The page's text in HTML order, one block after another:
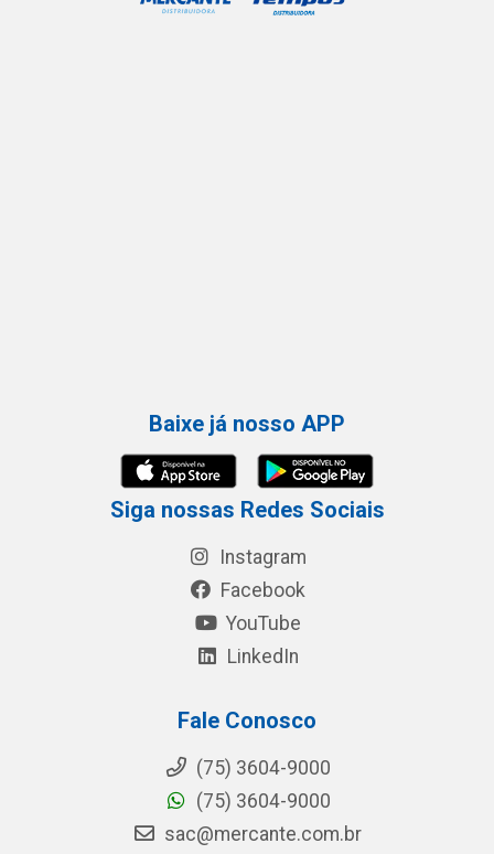
Baixe já nosso APP
Siga nossas Redes Sociais
Instagram
Facebook
YouTube
LinkedIn
Fale Conosco
(75) 3604-9000
(75) 3604-9000
sac@mercante.com.br